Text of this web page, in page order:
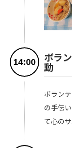
14:00 ボラ
動
ボラン
の手伝
て心の